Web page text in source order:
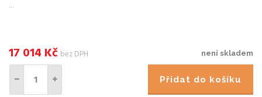
...
není skladem
17 014 Kč bez DPH
Přidat do košíku